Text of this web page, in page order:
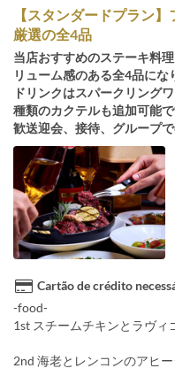
【スタンダードプラン
厳選の全4品
当店おすすめのステーキ料
リューム感のある全4品にな
ドリンクはスパークリング
種類のカクテルも追加可能で
歓送迎会、接待、グループ
Cartão de crédito
-food-
1st スチームチキンとラヴィ
2nd 海老とレンコンのアヒー